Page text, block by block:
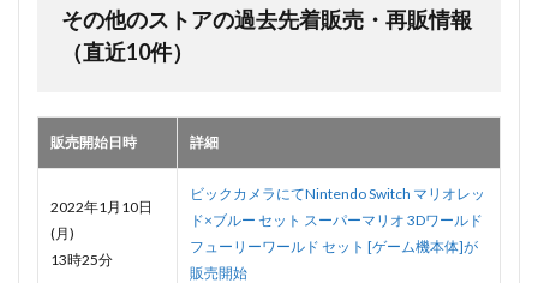
その他のストアの過去先着販売・再販情報
（直近10件）
販売開始日時 詳細
2022年1月10日
(月)
13時25分
ビックカメラにてNintendo Switch マリオレッ
ド×ブルー セット スーパーマリオ 3Dワールド
フューリーワールド セット [ゲーム機本体]が
販売開始